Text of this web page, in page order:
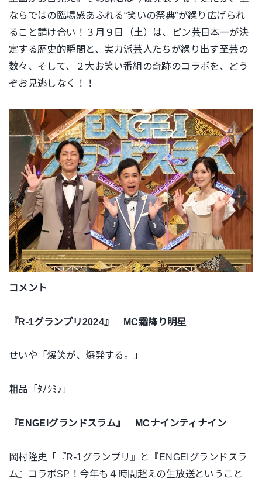
ならではの臨場感あふれる“笑いの祭典”が繰り広げられ
ること請け合い！３月９日（土）は、ピン芸日本一が決
定する歴史的瞬間と、実力派芸人たちが繰り出す至芸の
数々、そして、２大お笑い番組の奇跡のコラボを、どう
ぞお見逃しなく！！
コメント
『R-1グランプリ2024』 MC霜降り明星
せいや「爆笑が、爆発する。」
粗品「ﾀﾉｼﾐ♪」
『ENGEIグランドスラム』 MCナインティナイン
岡村隆史「『R-1グランプリ』と『ENGEIグランドスラ
ム』コラボSP！今年も４時間超えの生放送ということ